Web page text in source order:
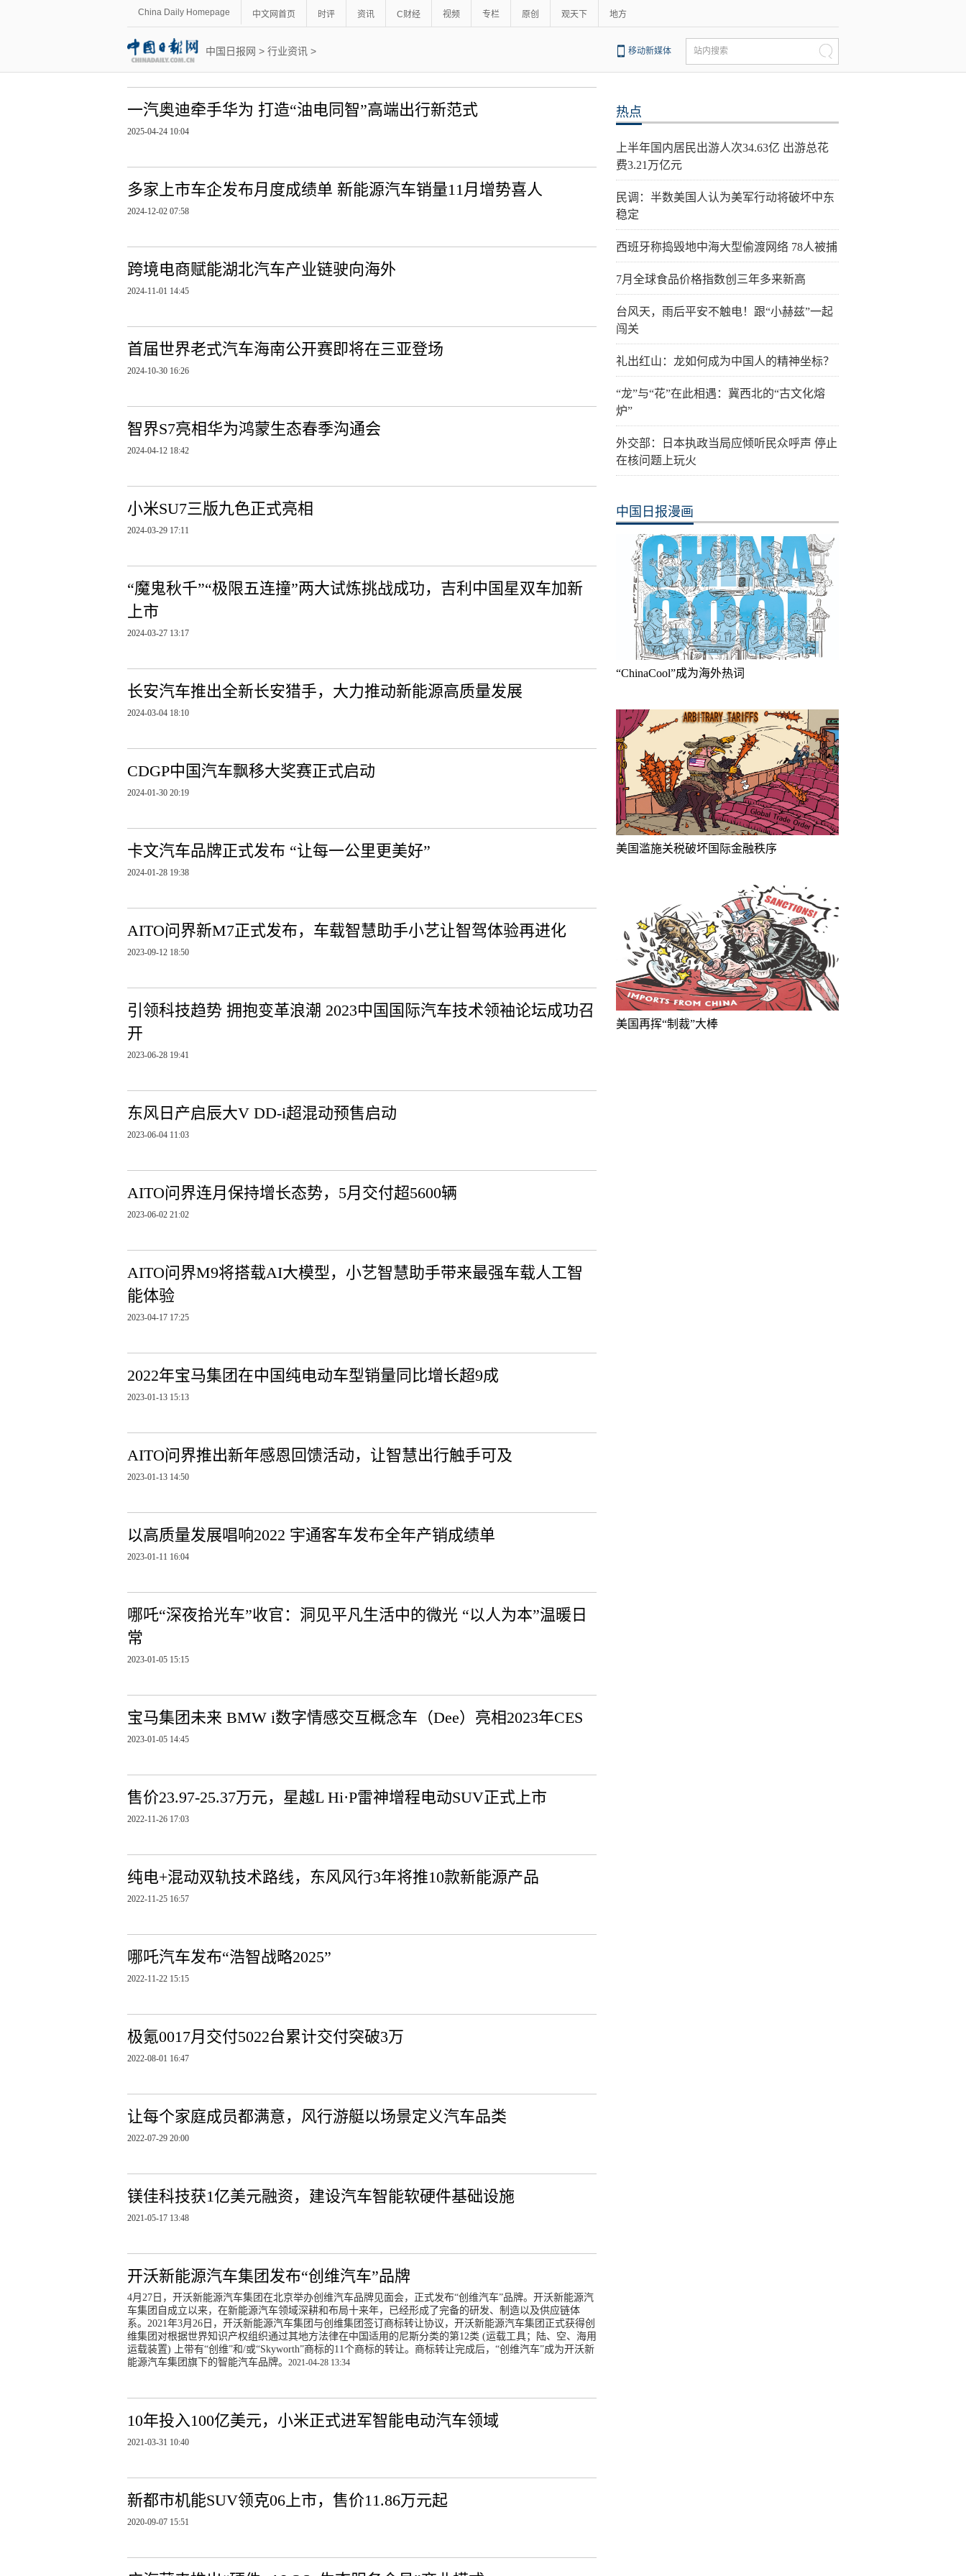
China Daily Homepage 中文网首页 时评 资讯 C财经 视频 专栏 原创 观天下 地方
中国日报网 > 行业资讯 > 移动新媒体 站内搜索
一汽奥迪牵手华为 打造“油电同智”高端出行新范式
2025-04-24 10:04
多家上市车企发布月度成绩单 新能源汽车销量11月增势喜人
2024-12-02 07:58
跨境电商赋能湖北汽车产业链驶向海外
2024-11-01 14:45
首届世界老式汽车海南公开赛即将在三亚登场
2024-10-30 16:26
智界S7亮相华为鸿蒙生态春季沟通会
2024-04-12 18:42
小米SU7三版九色正式亮相
2024-03-29 17:11
“魔鬼秋千”“极限五连撞”两大试炼挑战成功，吉利中国星双车加新
上市
2024-03-27 13:17
长安汽车推出全新长安猎手，大力推动新能源高质量发展
2024-03-04 18:10
CDGP中国汽车飘移大奖赛正式启动
2024-01-30 20:19
卡文汽车品牌正式发布 “让每一公里更美好”
2024-01-28 19:38
AITO问界新M7正式发布，车载智慧助手小艺让智驾体验再进化
2023-09-12 18:50
引领科技趋势 拥抱变革浪潮 2023中国国际汽车技术领袖论坛成功召
开
2023-06-28 19:41
东风日产启辰大V DD-i超混动预售启动
2023-06-04 11:03
AITO问界连月保持增长态势，5月交付超5600辆
2023-06-02 21:02
AITO问界M9将搭载AI大模型，小艺智慧助手带来最强车载人工智
能体验
2023-04-17 17:25
2022年宝马集团在中国纯电动车型销量同比增长超9成
2023-01-13 15:13
AITO问界推出新年感恩回馈活动，让智慧出行触手可及
2023-01-13 14:50
以高质量发展唱响2022 宇通客车发布全年产销成绩单
2023-01-11 16:04
哪吒“深夜拾光车”收官：洞见平凡生活中的微光 “以人为本”温暖日
常
2023-01-05 15:15
宝马集团未来 BMW i数字情感交互概念车（Dee）亮相2023年CES
2023-01-05 14:45
售价23.97-25.37万元，星越L Hi·P雷神增程电动SUV正式上市
2022-11-26 17:03
纯电+混动双轨技术路线，东风风行3年将推10款新能源产品
2022-11-25 16:57
哪吒汽车发布“浩智战略2025”
2022-11-22 15:15
极氪0017月交付5022台累计交付突破3万
2022-08-01 16:47
让每个家庭成员都满意，风行游艇以场景定义汽车品类
2022-07-29 20:00
镁佳科技获1亿美元融资，建设汽车智能软硬件基础设施
2021-05-17 13:48
开沃新能源汽车集团发布“创维汽车”品牌
4月27日，开沃新能源汽车集团在北京举办创维汽车品牌见面会，正式发布“创维汽车”品牌。开沃新能源汽
车集团自成立以来，在新能源汽车领域深耕和布局十来年，已经形成了完备的研发、制造以及供应链体
系。2021年3月26日，开沃新能源汽车集团与创维集团签订商标转让协议，开沃新能源汽车集团正式获得创
维集团对根据世界知识产权组织通过其地方法律在中国适用的尼斯分类的第12类 (运载工具；陆、空、海用
运载装置) 上带有“创维”和/或“Skyworth”商标的11个商标的转让。商标转让完成后，“创维汽车”成为开沃新
能源汽车集团旗下的智能汽车品牌。 2021-04-28 13:34
10年投入100亿美元，小米正式进军智能电动汽车领域
2021-03-31 10:40
新都市机能SUV领克06上市，售价11.86万元起
2020-09-07 15:51
热点
上半年国内居民出游人次34.63亿 出游总花
费3.21万亿元
民调：半数美国人认为美军行动将破坏中东
稳定
西班牙称捣毁地中海大型偷渡网络 78人被捕
7月全球食品价格指数创三年多来新高
台风天，雨后平安不触电！跟“小赫兹”一起
闯关
礼出红山：龙如何成为中国人的精神坐标？
“龙”与“花”在此相遇：冀西北的“古文化熔
炉”
外交部：日本执政当局应倾听民众呼声 停止
在核问题上玩火
中国日报漫画
“ChinaCool”成为海外热词
美国滥施关税破坏国际金融秩序
美国再挥“制裁”大棒